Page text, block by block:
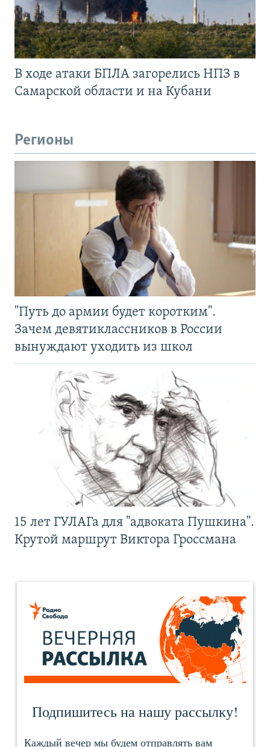
В ходе атаки БПЛА загорелись НПЗ в
Самарской области и на Кубани
Регионы
"Путь до армии будет коротким".
Зачем девятиклассников в России
вынуждают уходить из школ
15 лет ГУЛАГа для "адвоката Пушкина".
Крутой маршрут Виктора Гроссмана